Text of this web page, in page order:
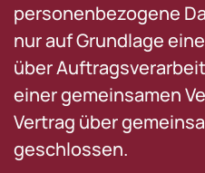
personenbezogene
nur auf Grundlage
über
einer gemeinsamen
Vertrag über
geschlossen.